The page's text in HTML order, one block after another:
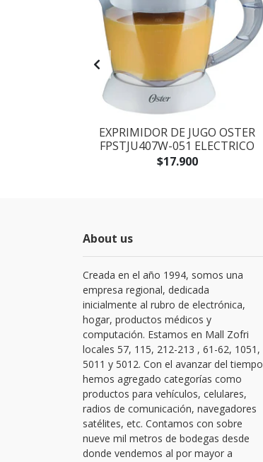
EXPRIMIDOR DE JUGO OSTER
FPSTJU407W-051 ELECTRICO
$17.900
About us
Creada en el año 1994, somos una
empresa regional, dedicada
inicialmente al rubro de electrónica,
hogar, productos médicos y
computación. Estamos en Mall Zofri
locales 57, 115, 212-213 , 61-62, 1051,
5011 y 5012. Con el avanzar del tiempo
hemos agregado categorías como
productos para vehículos, celulares,
radios de comunicación, navegadores
satélites, etc. Contamos con sobre
nueve mil metros de bodegas desde
donde vendemos al por mayor a